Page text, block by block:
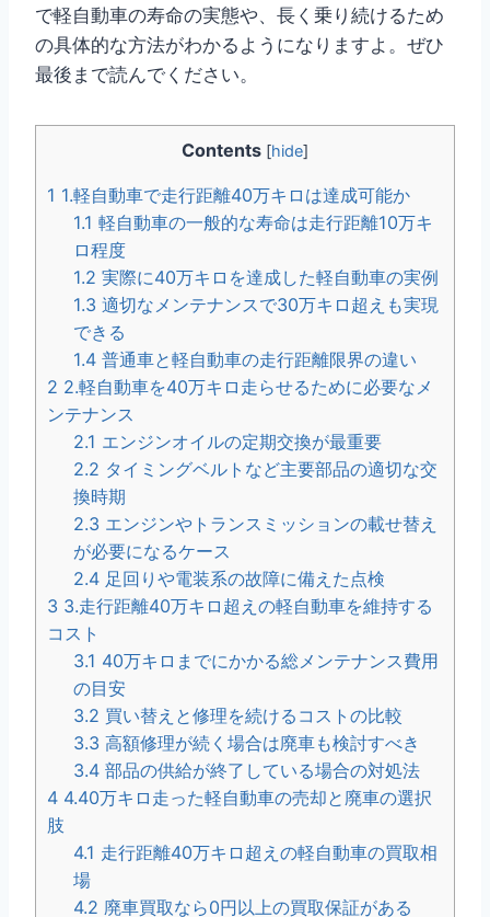
で軽自動車の寿命の実態や、長く乗り続けるため
の具体的な方法がわかるようになりますよ。ぜひ
最後まで読んでください。
Contents [hide]
1 1.軽自動車で走行距離40万キロは達成可能か
1.1 軽自動車の一般的な寿命は走行距離10万キ
ロ程度
1.2 実際に40万キロを達成した軽自動車の実例
1.3 適切なメンテナンスで30万キロ超えも実現
できる
1.4 普通車と軽自動車の走行距離限界の違い
2 2.軽自動車を40万キロ走らせるために必要なメ
ンテナンス
2.1 エンジンオイルの定期交換が最重要
2.2 タイミングベルトなど主要部品の適切な交
換時期
2.3 エンジンやトランスミッションの載せ替え
が必要になるケース
2.4 足回りや電装系の故障に備えた点検
3 3.走行距離40万キロ超えの軽自動車を維持する
コスト
3.1 40万キロまでにかかる総メンテナンス費用
の目安
3.2 買い替えと修理を続けるコストの比較
3.3 高額修理が続く場合は廃車も検討すべき
3.4 部品の供給が終了している場合の対処法
4 4.40万キロ走った軽自動車の売却と廃車の選択
肢
4.1 走行距離40万キロ超えの軽自動車の買取相
場
4.2 廃車買取なら0円以上の買取保証がある